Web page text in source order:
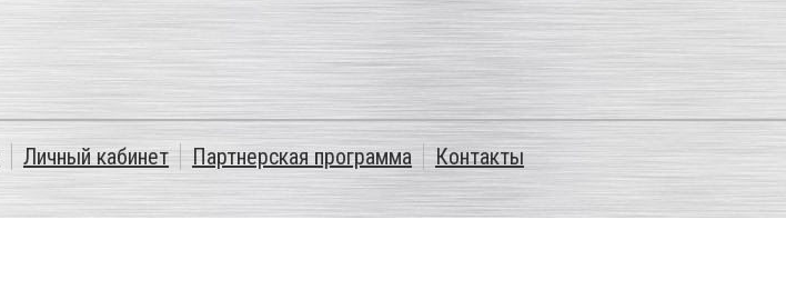
Личный кабинет Партнерская программа Контакты